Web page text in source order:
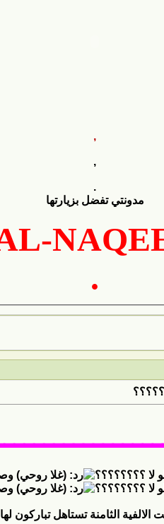
,
,
.
مدونتي تفضل بزيارتها
.